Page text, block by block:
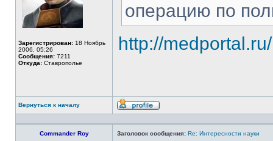
Зарегистрирован: 18 Ноябрь
2006, 05:26
Сообщения: 7211
Откуда: Ставрополье
операцию по
http://
Вернуться к началу
Профиль
Commander Roy Заголовок сообщения: Re: Интересности науки